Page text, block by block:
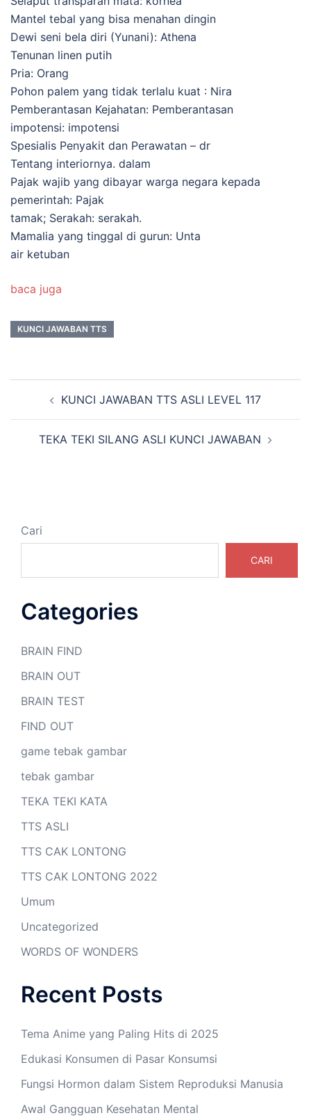
Mantel tebal yang bisa menahan dingin
Dewi seni bela diri (Yunani): Athena
Tenunan linen putih
Pria: Orang
Pohon palem yang tidak terlalu kuat : Nira
Pemberantasan Kejahatan: Pemberantasan
impotensi: impotensi
Spesialis Penyakit dan Perawatan – dr
Tentang interiornya. dalam
Pajak wajib yang dibayar warga negara kepada
pemerintah: Pajak
tamak; Serakah: serakah.
Mamalia yang tinggal di gurun: Unta
air ketuban
baca juga
KUNCI JAWABAN TTS
Navigasi
Tulisan
KUNCI JAWABAN TTS ASLI LEVEL 117
TEKA TEKI SILANG ASLI KUNCI JAWABAN
Cari
CARI
Categories
BRAIN FIND
BRAIN OUT
BRAIN TEST
FIND OUT
game tebak gambar
tebak gambar
TEKA TEKI KATA
TTS ASLI
TTS CAK LONTONG
TTS CAK LONTONG 2022
Umum
Uncategorized
WORDS OF WONDERS
Recent Posts
Tema Anime yang Paling Hits di 2025
Edukasi Konsumen di Pasar Konsumsi
Fungsi Hormon dalam Sistem Reproduksi Manusia
Awal Gangguan Kesehatan Mental